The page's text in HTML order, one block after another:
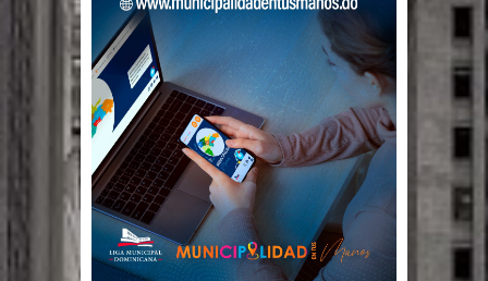
reúne con alcalde San Cristóbal
Un lunes trágico deja seis jóvenes
muertos
Heridos y edificios colapsados tras
terremoto de magnitud 7,1 en Japón
Poder Ejecutivo promulga